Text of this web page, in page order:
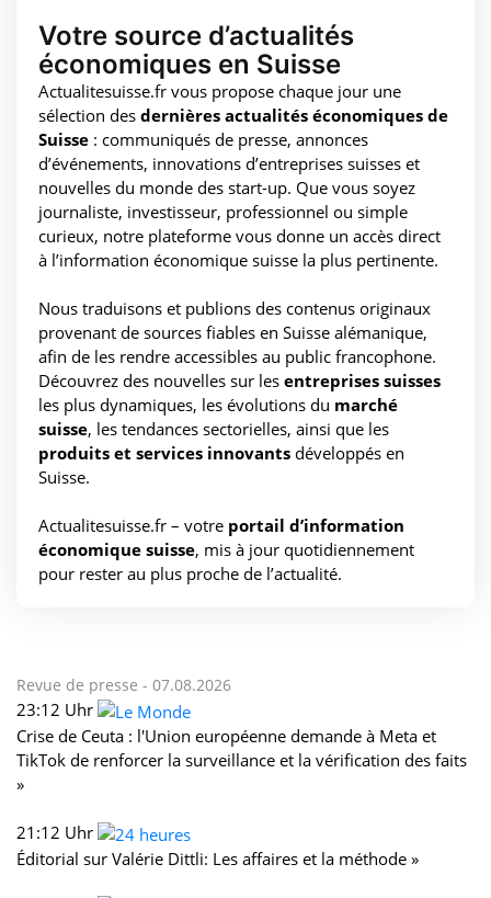
Votre source d’actualités
économiques en Suisse
Actualitesuisse.fr vous propose chaque jour une
sélection des dernières actualités économiques de
Suisse : communiqués de presse, annonces
d’événements, innovations d’entreprises suisses et
nouvelles du monde des start-up. Que vous soyez
journaliste, investisseur, professionnel ou simple
curieux, notre plateforme vous donne un accès direct
à l’information économique suisse la plus pertinente.
Nous traduisons et publions des contenus originaux
provenant de sources fiables en Suisse alémanique,
afin de les rendre accessibles au public francophone.
Découvrez des nouvelles sur les entreprises suisses
les plus dynamiques, les évolutions du marché
suisse, les tendances sectorielles, ainsi que les
produits et services innovants développés en
Suisse.
Actualitesuisse.fr – votre portail d’information
économique suisse, mis à jour quotidiennement
pour rester au plus proche de l’actualité.
Revue de presse - 07.08.2026
23:12 Uhr
Crise de Ceuta : l'Union européenne demande à Meta et
TikTok de renforcer la surveillance et la vérification des faits
»
21:12 Uhr
Éditorial sur Valérie Dittli: Les affaires et la méthode »